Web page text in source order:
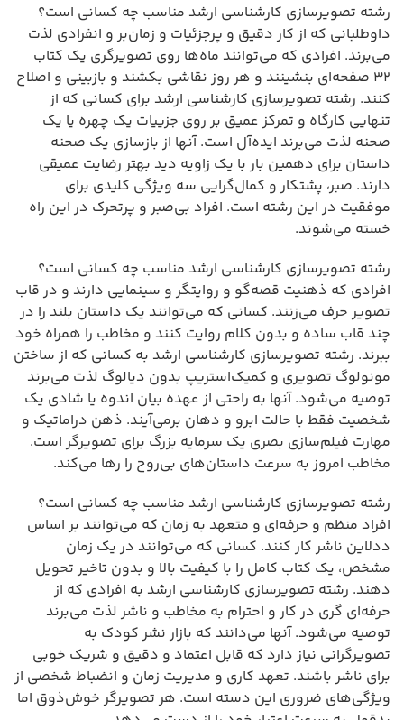
رشته تصویرسازی کارشناسی ارشد مناسب چه کسانی است؟
داوطلبانی که از کار دقیق و پرجزئیات و زمان‌بر و انفرادی لذت
می‌برند. افرادی که می‌توانند ماه‌ها روی تصویرگری یک کتاب
۳۲ صفحه‌ای بنشینند و هر روز نقاشی بکشند و بازبینی و اصلاح
کنند. رشته تصویرسازی کارشناسی ارشد برای کسانی که از
تنهایی کارگاه و تمرکز عمیق بر روی جزییات یک چهره یا یک
صحنه لذت می‌برند ایده‌آل است. آنها از بازسازی یک صحنه
داستان برای دهمین بار با یک زاویه دید بهتر رضایت عمیقی
دارند. صبر، پشتکار و کمال‌گرایی سه ویژگی کلیدی برای
موفقیت در این رشته است. افراد بی‌صبر و پرتحرک در این راه
خسته می‌شوند.
رشته تصویرسازی کارشناسی ارشد مناسب چه کسانی است؟
افرادی که ذهنیت قصه‌گو و روایتگر و سینمایی دارند و در قاب
تصویر حرف می‌زنند. کسانی که می‌توانند یک داستان بلند را در
چند قاب ساده و بدون کلام روایت کنند و مخاطب را همراه خود
ببرند. رشته تصویرسازی کارشناسی ارشد به کسانی که از ساختن
مونولوگ تصویری و کمیک‌استریپ بدون دیالوگ لذت می‌برند
توصیه می‌شود. آنها به راحتی از عهده بیان اندوه یا شادی یک
شخصیت فقط با حالت ابرو و دهان برمی‌آیند. ذهن دراماتیک و
مهارت فیلم‌سازی بصری یک سرمایه بزرگ برای تصویرگر است.
مخاطب امروز به سرعت داستان‌های بی‌روح را رها می‌کند.
رشته تصویرسازی کارشناسی ارشد مناسب چه کسانی است؟
افراد منظم و حرفه‌ای و متعهد به زمان که می‌توانند بر اساس
ددلاین ناشر کار کنند. کسانی که می‌توانند در یک زمان
مشخص، یک کتاب کامل را با کیفیت بالا و بدون تاخیر تحویل
دهند. رشته تصویرسازی کارشناسی ارشد به افرادی که از
حرفه‌ای گری در کار و احترام به مخاطب و ناشر لذت می‌برند
توصیه می‌شود. آنها می‌دانند که بازار نشر کودک به
تصویرگرانی نیاز دارد که قابل اعتماد و دقیق و شریک خوبی
برای ناشر باشند. تعهد کاری و مدیریت زمان و انضباط شخصی از
ویژگی‌های ضروری این دسته است. هر تصویرگر خوش‌ذوق اما